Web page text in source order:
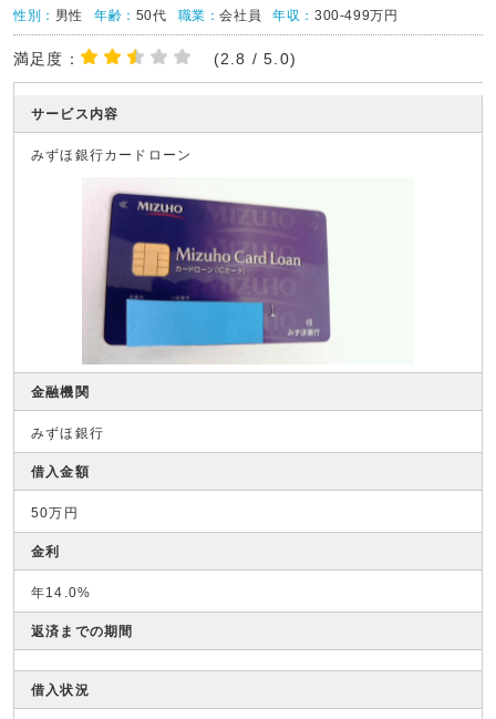
性別： 男性 年齢： 50代 職業：会社員 年収：300-499万円
満足度： (2.8 / 5.0)
サービス内容
みずほ銀行カードローン
金融機関
みずほ銀行
借入金額
50万円
金利
年14.0%
返済までの期間
借入状況